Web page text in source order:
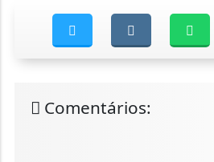
Comentários: